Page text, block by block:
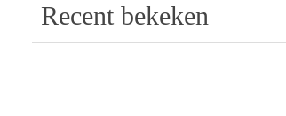
Recent bekeken